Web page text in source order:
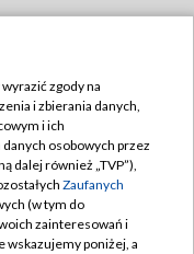
zgody na
i zbierania danych,
i ich
osobowych przez
dalej również „TVP”),
Zaufanych
(w tym do
zainteresowań i
wskazujemy poniżej, a